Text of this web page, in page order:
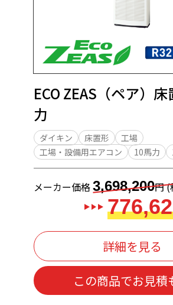
ECO ZEAS（ペア）
力
ダイキン 床置形
工場
工場・設備用エアコン
10馬力
メーカー価格3,698,200円 (
詳細を見る
この商品でお見積